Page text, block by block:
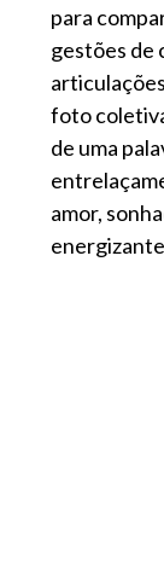
para
gestões de
foto
de uma
amor,